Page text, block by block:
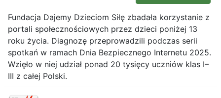
Fundacja Dajemy Dzieciom Siłę zbadała korzystanie z
portali społecznościowych przez dzieci poniżej 13
roku życia. Diagnozę przeprowadzili podczas serii
spotkań w ramach Dnia Bezpiecznego Internetu 2025.
Wzięło w niej udział ponad 20 tysięcy uczniów klas I–
III z całej Polski.